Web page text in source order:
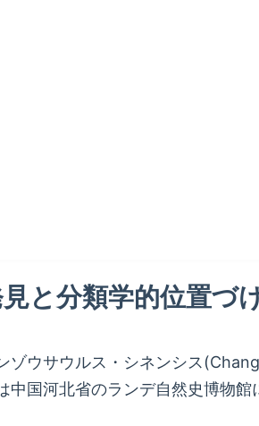
と分類学的位置づ
ゾウサウルス・シネンシス
中国河北省のランデ自然史博物館